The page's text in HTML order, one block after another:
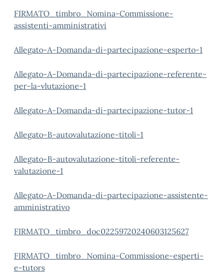
FIRMATO_timbro_Nomina-Commissione-
assistenti-amministrativi
Allegato-A-Domanda-di-partecipazione-esperto-1
Allegato-A-Domanda-di-partecipazione-referente-
per-la-vlutazione-1
Allegato-A-Domanda-di-partecipazione-tutor-1
Allegato-B-autovalutazione-titoli-1
Allegato-B-autovalutazione-titoli-referente-
valutazione-1
Allegato-A-Domanda-di-partecipazione-assistente-
amministrativo
FIRMATO_timbro_doc02259720240603125627
FIRMATO_timbro_Nomina-Commissione-esperti-
e-tutors